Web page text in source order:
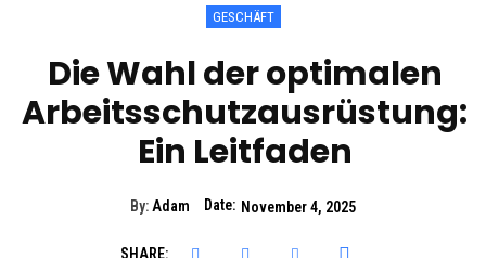
GESCHÄFT
Die Wahl der optimalen
Arbeitsschutzausrüstung:
Ein Leitfaden
By:Adam Date: November 4, 2025
SHARE: